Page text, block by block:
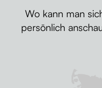
Wo kann man
persönlich